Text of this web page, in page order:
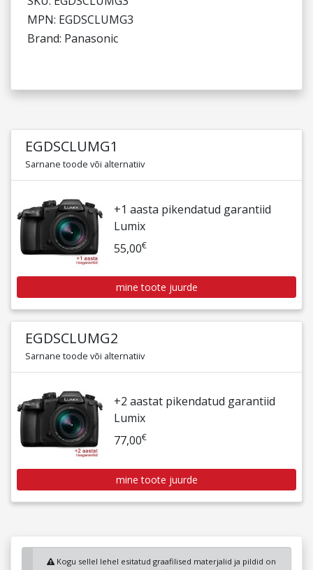
MPN: EGDSCLUMG3
Brand: Panasonic
EGDSCLUMG1
Sarnane toode või alternatiiv
+1 aasta pikendatud garantiid
Lumix
55,00€
mine toote juurde
EGDSCLUMG2
Sarnane toode või alternatiiv
+2 aastat pikendatud garantiid
Lumix
77,00€
mine toote juurde
Kogu sellel lehel esitatud graafilised materjalid ja pildid on